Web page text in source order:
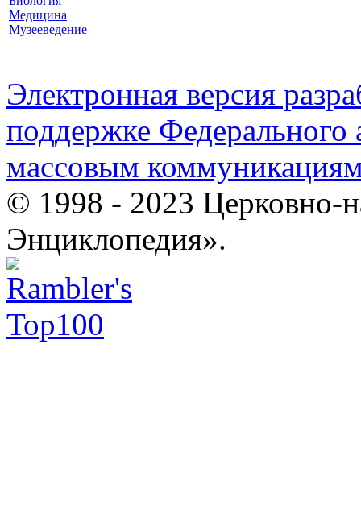
Медицина
Музееведение
Электронная версия
поддержке Федерального
массовым
© 1998 - 2023 Церковно-
Энциклопедия».